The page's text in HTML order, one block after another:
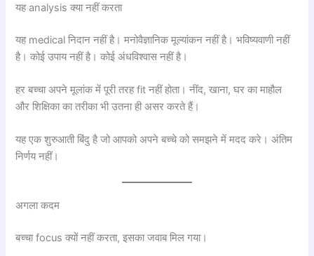
यह analysis क्या नहीं करता
यह medical निदान नहीं है। मनोवैज्ञानिक मूल्यांकन नहीं है। भविष्यवाणी नहीं
है। कोई उपाय नहीं है। कोई अंधविश्वास नहीं है।
हर बच्चा अपने मूलांक में पूरी तरह fit नहीं होता। नींद, खाना, घर का माहौल
और शिक्षिका का तरीका भी उतना ही असर करते हैं।
यह एक शुरुआती बिंदु है जो आपको अपने बच्चे को समझने में मदद करे। अंतिम
निर्णय नहीं।
अगला कदम
बच्चा focus क्यों नहीं करता, इसका जवाब मिल गया।